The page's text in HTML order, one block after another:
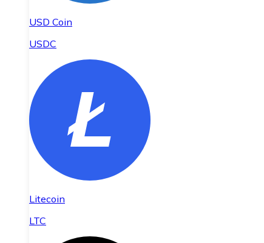
USD Coin
USDC
Litecoin
LTC